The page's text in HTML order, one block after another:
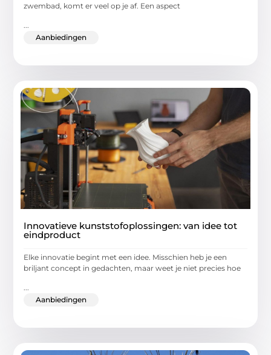
zwembad, komt er veel op je af. Een aspect
...
Aanbiedingen
Innovatieve kunststofoplossingen: van idee tot
eindproduct
Elke innovatie begint met een idee. Misschien heb je een
briljant concept in gedachten, maar weet je niet precies hoe
...
Aanbiedingen